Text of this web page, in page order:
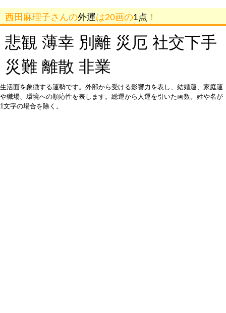
西田麻理子さんの外運は20画の1点 ！
悲観 薄幸 別離 災厄 社交下手
災難 離散 非業
生活面を象徴する運勢です。外部から受ける影響力を表し、結婚運、家庭運
や職場、環境への順応性を表します。総運から人運を引いた画数。姓や名が
1文字の場合を除く。